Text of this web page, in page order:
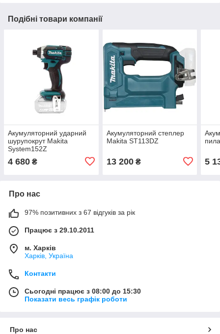
Подібні товари компанії
Акумуляторний ударний
шурупокрут Makita
System152Z
4 680 ₴
Акумуляторний степлер
Makita ST113DZ
13 200₴ 5
Про нас
97% позитивних з 67 відгуків за рік
Працює з 29.10.2011
м. Харків
Харків, Україна
Контакти
Сьогодні працює з 08:00 до 15:30
Показати весь графік роботи
Про нас